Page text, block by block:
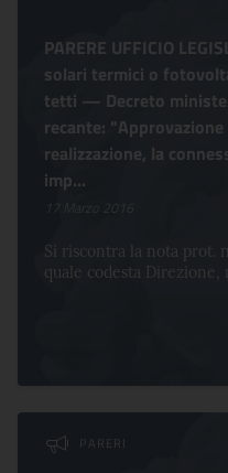
PARERE UFFICIO
solari termici o
tetti — Decreto
recante:
realizzazione, la
imp...
Si riscontra la nota prot.
quale codesta
PARERI